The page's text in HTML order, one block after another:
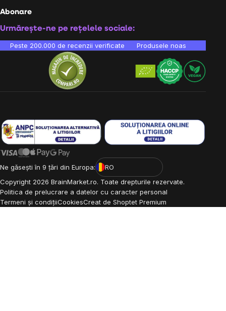
Abonare
Urmărește-ne pe rețelele sociale:
Peste 200.000 de recenzii verificate Produsele noastre sunt
Ne găsești în 9 țări din Europa:
RO
Copyright 2026 BrainMarket.ro. Toate drepturile rezervate.
Politica de prelucrare a datelor cu caracter personal
Termeni și condițiiCookiesCreat de Shoptet Premium